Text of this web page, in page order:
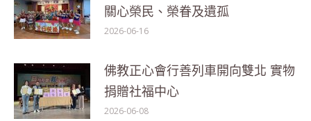
關心榮民、榮眷及遺孤
2026-06-16
佛教正心會行善列車開向雙北 實物
捐贈社福中心
2026-06-08